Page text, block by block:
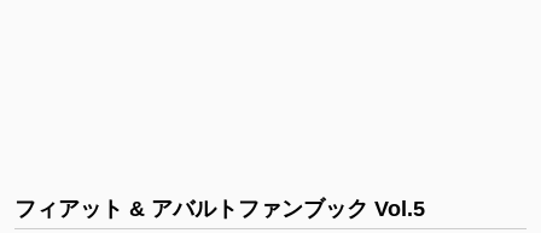
フィアット & アバルトファンブック Vol.5